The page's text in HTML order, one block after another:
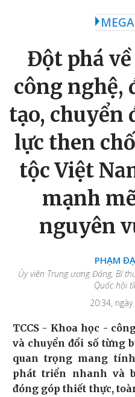
Đột phá
công nghệ,
tạo, chuyển
lực then
tộc Việt
mạnh
nguyên
PHẠM
Ủy viên Trung ương Đảng, Bí
Quốc hội
20:34,
TCCS - Khoa học -
và chuyển đổi số từng
quan trọng mang
phát triển nhanh và
đóng góp thiết thực,